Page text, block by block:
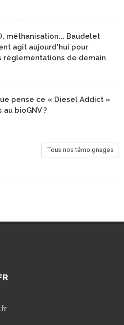
méthanisation... Baudelet
agit aujourd'hui pour
réglementations de demain
pense ce « Diesel Addict »
bioGNV ?
Tous nos témoignages